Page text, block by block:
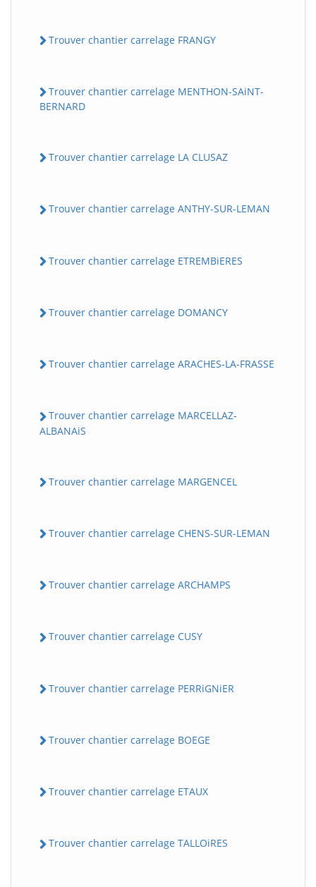
Trouver chantier carrelage FRANGY
Trouver chantier carrelage MENTHON-SAiNT-
BERNARD
Trouver chantier carrelage LA CLUSAZ
Trouver chantier carrelage ANTHY-SUR-LEMAN
Trouver chantier carrelage ETREMBiERES
Trouver chantier carrelage DOMANCY
Trouver chantier carrelage ARACHES-LA-FRASSE
Trouver chantier carrelage MARCELLAZ-
ALBANAiS
Trouver chantier carrelage MARGENCEL
Trouver chantier carrelage CHENS-SUR-LEMAN
Trouver chantier carrelage ARCHAMPS
Trouver chantier carrelage CUSY
Trouver chantier carrelage PERRiGNiER
Trouver chantier carrelage BOEGE
Trouver chantier carrelage ETAUX
Trouver chantier carrelage TALLOiRES